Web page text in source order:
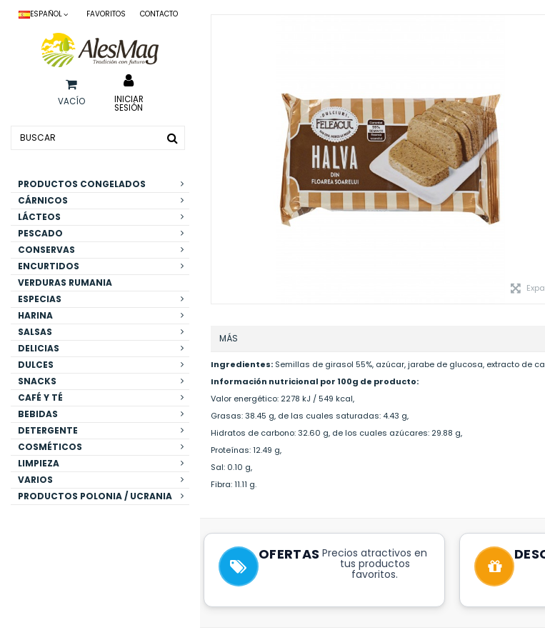
ESPAÑOL FAVORITOS CONTACTO
VACÍO INICIAR
SESIÓN
PRODUCTOS CONGELADOS
CÁRNICOS
LÁCTEOS
PESCADO
CONSERVAS
ENCURTIDOS
VERDURAS RUMANIA
ESPECIAS
HARINA
SALSAS
DELICIAS
DULCES
SNACKS
CAFÉ Y TÉ
BEBIDAS
DETERGENTE
COSMÉTICOS
LIMPIEZA
VARIOS
PRODUCTOS POLONIA / UCRANIA
MÁS
Ingredientes: Semillas de girasol 55%, azúcar, jarabe de glucosa, extracto de
Información nutricional por 100g de producto:
Valor energético: 2278 kJ / 549 kcal,
Grasas: 38.45 g, de las cuales saturadas: 4.43 g,
Hidratos de carbono: 32.60 g, de los cuales azúcares: 29.88 g,
Proteínas: 12.49 g,
Sal: 0.10 g,
Fibra: 11.11 g.
OFERTAS Precios atractivos en
tus productos
favoritos.